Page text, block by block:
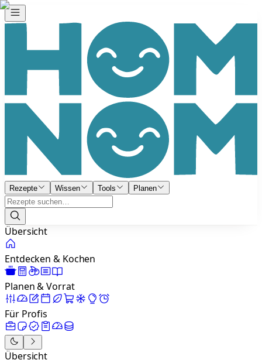
Rezepte Wissen Tools Planen
Übersicht
Entdecken & Kochen
Planen & Vorrat
Für Profis
Übersicht